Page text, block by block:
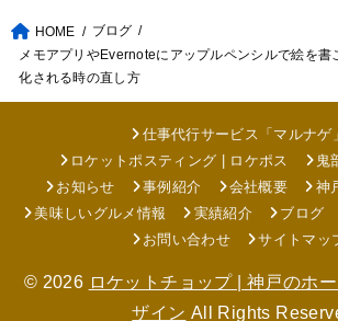
HOME
ブログ
メモアプリやEvernoteにアップルペンシルで絵を書
化される時の直し方
仕事代行サービス「マルナゲ」
ロケットポスティング | ロケポス
鬼
お知らせ
事例紹介 会社概要
神
美味しいグルメ情報
実績紹介 ブログ
お問い合わせ
サイトマッ
© 2026 ロケットチョップ | 神戸のホ
ザイン All Rights